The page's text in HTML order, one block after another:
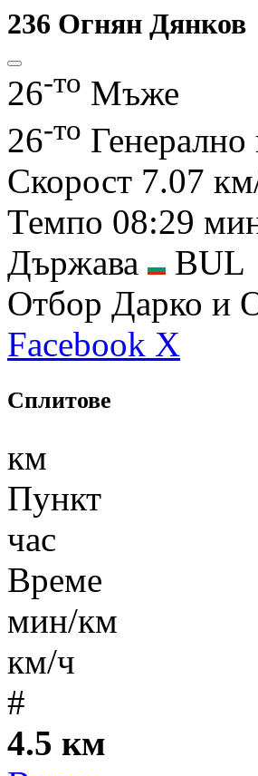
236 Огнян Дянков
26-то Мъже
26-то
Скорост 7.07
Темпо 08:29
Държава
BUL
Отбор Дарко и
Facebook X
Сплитове
км
Пункт
час
Време
мин/км
км/ч
#
4.5 км